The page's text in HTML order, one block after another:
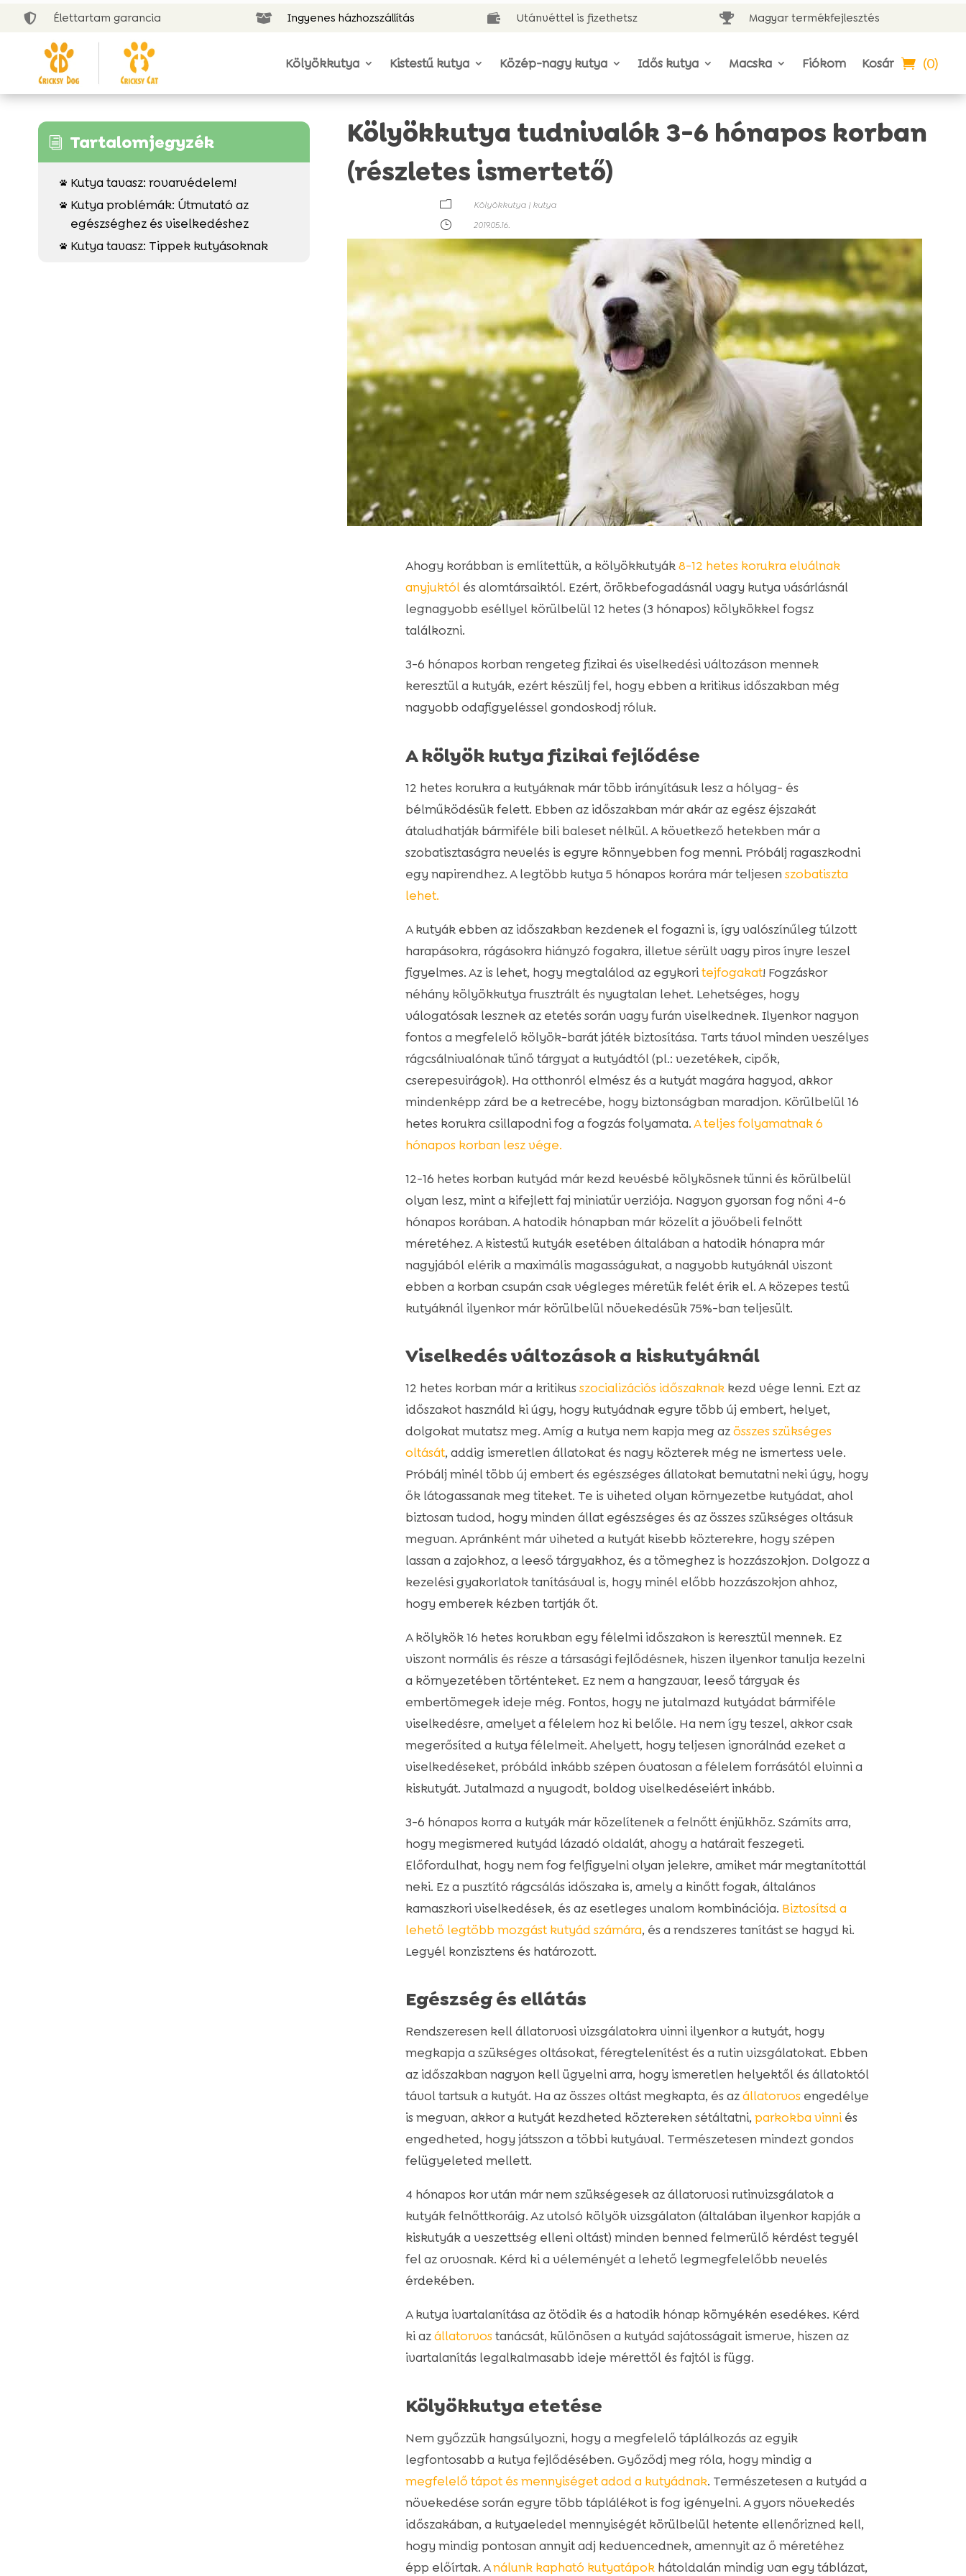
 Élettartam garancia  Ingyenes házhozszállítás  Utánvéttel is fizethetsz  Magyar termékfejlesztés
Kölyökkutya Kistestű kutya Közép-nagy kutya Idős kutya Macska Fiókom Kosár (0)
i Tartalomjegyzék
 Kutya tavasz: rovarvédelem!

Kutya problémák: Útmutató az
egészséghez és viselkedéshez
 Kutya tavasz: Tippek kutyásoknak
Kölyökkutya tudnivalók 3-6 hónapos korban
(részletes ismertető)
m Kölyökkutya| kutya
}
2019.05.16.
Ahogy korábban is említettük, a kölyökkutyák8-12 hetes korukra elválnak
anyjuktólés alomtársaiktól. Ezért, örökbefogadásnál vagy kutya vásárlásnál
legnagyobb eséllyel körülbelül 12 hetes (3 hónapos) kölykökkel fogsz
találkozni.
3-6 hónapos korban rengeteg fizikai és viselkedési változáson mennek
keresztül a kutyák, ezért készülj fel, hogy ebben a kritikus időszakban még
nagyobb odafigyeléssel gondoskodj róluk.
A kölyök kutya fizikai fejlődése
12 hetes korukra a kutyáknak már több irányításuk lesz a hólyag- és
bélműködésük felett. Ebben az időszakban már akár az egész éjszakát
átaludhatják bármiféle bili baleset nélkül. A következő hetekben már a
szobatisztaságra nevelés is egyre könnyebben fog menni. Próbálj ragaszkodni
egy napirendhez. A legtöbb kutya 5 hónapos korára már teljesen szobatiszta
lehet.
A kutyák ebben az időszakban kezdenek el fogazni is, így valószínűleg túlzott
harapásokra, rágásokra hiányzó fogakra, illetve sérült vagy piros ínyre leszel
figyelmes. Az is lehet, hogy megtalálod az egykoritejfogakat! Fogzáskor
néhány kölyökkutya frusztrált és nyugtalan lehet. Lehetséges, hogy
válogatósak lesznek az etetés során vagy furán viselkednek. Ilyenkor nagyon
fontos a megfelelő kölyök-barát játék biztosítása. Tarts távol minden veszélyes
rágcsálnivalónak tűnő tárgyat a kutyádtól (pl.: vezetékek, cipők,
cserepesvirágok). Ha otthonról elmész és a kutyát magára hagyod, akkor
mindenképp zárd be a ketrecébe, hogy biztonságban maradjon. Körülbelül 16
hetes korukra csillapodni fog a fogzás folyamata.A teljes folyamatnak 6
hónapos korban lesz vége.
12-16 hetes korban kutyád már kezd kevésbé kölykösnek tűnni és körülbelül
olyan lesz, mint a kifejlett faj miniatűr verziója. Nagyon gyorsan fog nőni 4-6
hónapos korában. A hatodik hónapban már közelít a jövőbeli felnőtt
méretéhez. A kistestű kutyák esetében általában a hatodik hónapra már
nagyjából elérik a maximális magasságukat, a nagyobb kutyáknál viszont
ebben a korban csupán csak végleges méretük felét érik el. A közepes testű
kutyáknál ilyenkor már körülbelül növekedésük 75%-ban teljesült.
Viselkedés változások a kiskutyáknál
12 hetes korban már a kritikusszocializációs időszaknakkezd vége lenni. Ezt az
időszakot használd ki úgy, hogy kutyádnak egyre több új embert, helyet,
dolgokat mutatsz meg. Amíg a kutya nem kapja meg azösszes szükséges
oltását, addig ismeretlen állatokat és nagy közterek még ne ismertess vele.
Próbálj minél több új embert és egészséges állatokat bemutatni neki úgy, hogy
ők látogassanak meg titeket. Te is viheted olyan környezetbe kutyádat, ahol
biztosan tudod, hogy minden állat egészséges és az összes szükséges oltásuk
megvan. Apránként már viheted a kutyát kisebb közterekre, hogy szépen
lassan a zajokhoz, a leeső tárgyakhoz, és a tömeghez is hozzászokjon. Dolgozz a
kezelési gyakorlatok tanításával is, hogy minél előbb hozzászokjon ahhoz,
hogy emberek kézben tartják őt.
A kölykök 16 hetes korukban egy félelmi időszakon is keresztül mennek. Ez
viszont normális és része a társasági fejlődésnek, hiszen ilyenkor tanulja kezelni
a környezetében történteket. Ez nem a hangzavar, leeső tárgyak és
embertömegek ideje még. Fontos, hogy ne jutalmazd kutyádat bármiféle
viselkedésre, amelyet a félelem hoz ki belőle. Ha nem így teszel, akkor csak
megerősíted a kutya félelmeit. Ahelyett, hogy teljesen ignorálnád ezeket a
viselkedéseket, próbáld inkább szépen óvatosan a félelem forrásától elvinni a
kiskutyát. Jutalmazd a nyugodt, boldog viselkedéseiért inkább.
3-6 hónapos korra a kutyák már közelítenek a felnőtt énjükhöz. Számíts arra,
hogy megismered kutyád lázadó oldalát, ahogy a határait feszegeti.
Előfordulhat, hogy nem fog felfigyelni olyan jelekre, amiket már megtanítottál
neki. Ez a pusztító rágcsálás időszaka is, amely a kinőtt fogak, általános
kamaszkori viselkedések, és az esetleges unalom kombinációja. Biztosítsd a
lehető legtöbb mozgást kutyád számára, és a rendszeres tanítást se hagyd ki.
Legyél konzisztens és határozott.
Egészség és ellátás
Rendszeresen kell állatorvosi vizsgálatokra vinni ilyenkor a kutyát, hogy
megkapja a szükséges oltásokat, féregtelenítést és a rutin vizsgálatokat. Ebben
az időszakban nagyon kell ügyelni arra, hogy ismeretlen helyektől és állatoktól
távol tartsuk a kutyát. Ha az összes oltást megkapta, és azállatorvosengedélye
is megvan, akkor a kutyát kezdheted köztereken sétáltatni, parkokba vinniés
engedheted, hogy játsszon a többi kutyával. Természetesen mindezt gondos
felügyeleted mellett.
4 hónapos kor után már nem szükségesek az állatorvosi rutinvizsgálatok a
kutyák felnőttkoráig. Az utolsó kölyök vizsgálaton (általában ilyenkor kapják a
kiskutyák a veszettség elleni oltást) minden benned felmerülő kérdést tegyél
fel az orvosnak. Kérd ki a véleményét a lehető legmegfelelőbb nevelés
érdekében.
A kutya ivartalanítása az ötödik és a hatodik hónap környékén esedékes. Kérd
ki azállatorvostanácsát, különösen a kutyád sajátosságait ismerve, hiszen az
ivartalanítás legalkalmasabb ideje mérettől és fajtól is függ.
Kölyökkutya etetése
Nem győzzük hangsúlyozni, hogy a megfelelő táplálkozás az egyik
legfontosabb a kutya fejlődésében. Győződj meg róla, hogy mindig a
megfelelő tápot és mennyiséget adod a kutyádnak. Természetesen a kutyád a
növekedése során egyre több táplálékot is fog igényelni. A gyors növekedés
időszakában, a kutyaeledel mennyiségét körülbelül hetente ellenőrizned kell,
hogy mindig pontosan annyit adj kedvencednek, amennyit az ő méretéhez
épp előírtak. Análunk kapható kutyatápokhátoldalán mindig van egy táblázat,